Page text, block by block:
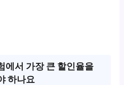
에서 가장 큰 할인율을
하나요